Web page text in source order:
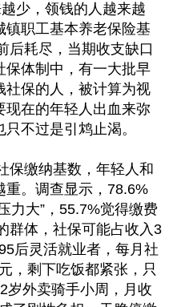
少，领钱的人越来越
镇职工基本养老保险基
后耗尽，当期收支缺口
保体制中，有一大批早
社保的人，被计算为视
现在的年轻人出血来弥
不过是引鸩止渴。
保缴纳基数，年轻人和
重。调查显示，78.6%
力大”，55.7%觉得缴费
群体，社保可能占收入3
后灵活就业者，每月社
，剩下吃饭都紧张，只
岁外卖骑手小周，月收